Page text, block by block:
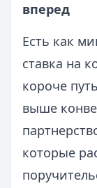
вперед
Есть как
ставка на
короче
выше
которые